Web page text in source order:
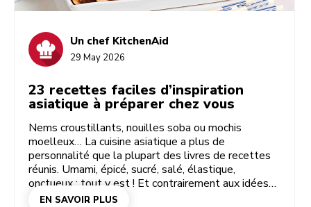
Un chef KitchenAid
29 May 2026
23 recettes faciles d’inspiration
asiatique à préparer chez vous
Nems croustillants, nouilles soba ou mochis
moelleux… La cuisine asiatique a plus de
personnalité que la plupart des livres de recettes
réunis. Umami, épicé, sucré, salé, élastique,
onctueux : tout y est ! Et contrairement aux idées
reçues, pas besoin de commander pour profiter de
EN SAVOIR PLUS